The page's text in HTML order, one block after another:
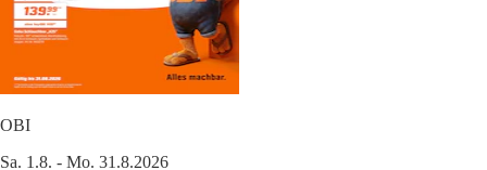
OBI
Sa. 1.8. - Mo. 31.8.2026